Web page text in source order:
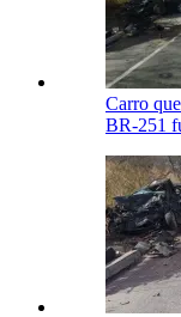
Carro
BR-251